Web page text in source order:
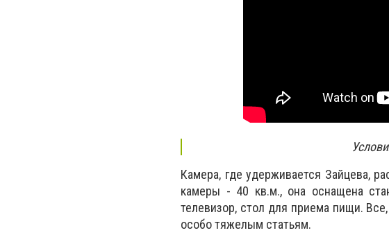
Камера, где удерживается Зайцева,
камеры - 40 кв.м., она оснащена
телевизор, стол для приема пищи.
особо тяжелым статьям.